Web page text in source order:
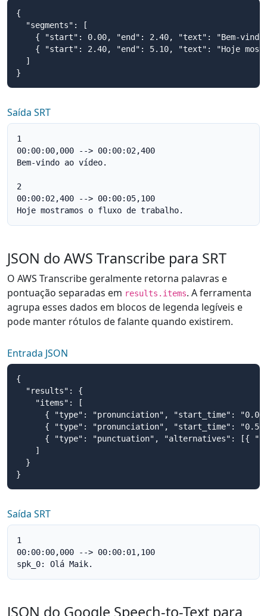
{
  "segments": [
{ "start": 0.00, "end": 2.40, "text": "Bem-vindo
{ "start": 2.40, "end": 5.10, "text": "Hoje
  ]
}
Saída SRT
1
00:00:00,000 --> 00:00:02,400
Bem-vindo ao vídeo.
2
00:00:02,400 --> 00:00:05,100
Hoje mostramos o fluxo de trabalho.
JSON do AWS Transcribe para SRT
O AWS Transcribe geralmente retorna palavras e
pontuação separadas em results.items. A ferramenta
agrupa esses dados em blocos de legenda legíveis e
pode manter rótulos de falante quando existirem.
Entrada JSON
{
  "results": {
    "items": [
{ "type": "pronunciation", "start_time":
{ "type": "pronunciation", "start_time":
{ "type": "punctuation", "alternatives": [{
    ]
  }
}
Saída SRT
1
00:00:00,000 --> 00:00:01,100
spk_0: Olá Maik.
JSON do Google Speech-to-Text para